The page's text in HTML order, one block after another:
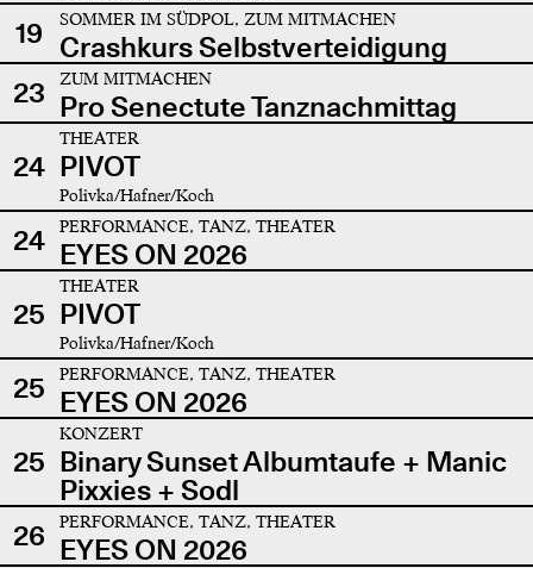
19 SOMMER IM SÜDPOL, ZUM MITMACHEN
Crashkurs Selbstverteidigung
23
ZUM MITMACHEN
Pro Senectute Tanznachmittag
24
THEATER
PIVOT
Polivka/Hafner/Koch
24 PERFORMANCE, TANZ, THEATER
EYES ON 2026
25
THEATER
PIVOT
Polivka/Hafner/Koch
25 PERFORMANCE, TANZ, THEATER
EYES ON 2026
25
KONZERT
Binary Sunset Albumtaufe + Manic
Pixxies + Sodl
26
PERFORMANCE, TANZ, THEATER
EYES ON 2026